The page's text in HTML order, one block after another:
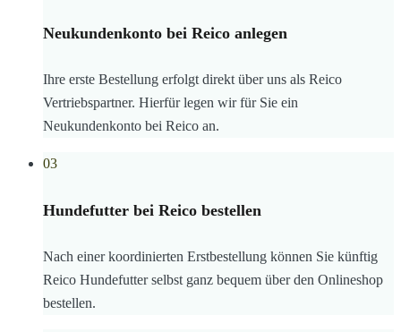
Neukundenkonto bei Reico anlegen
Ihre erste Bestellung erfolgt direkt über uns als Reico
Vertriebspartner. Hierfür legen wir für Sie ein
Neukundenkonto bei Reico an.
03
Hundefutter bei Reico bestellen
Nach einer koordinierten Erstbestellung können Sie künftig
Reico Hundefutter selbst ganz bequem über den Onlineshop
bestellen.